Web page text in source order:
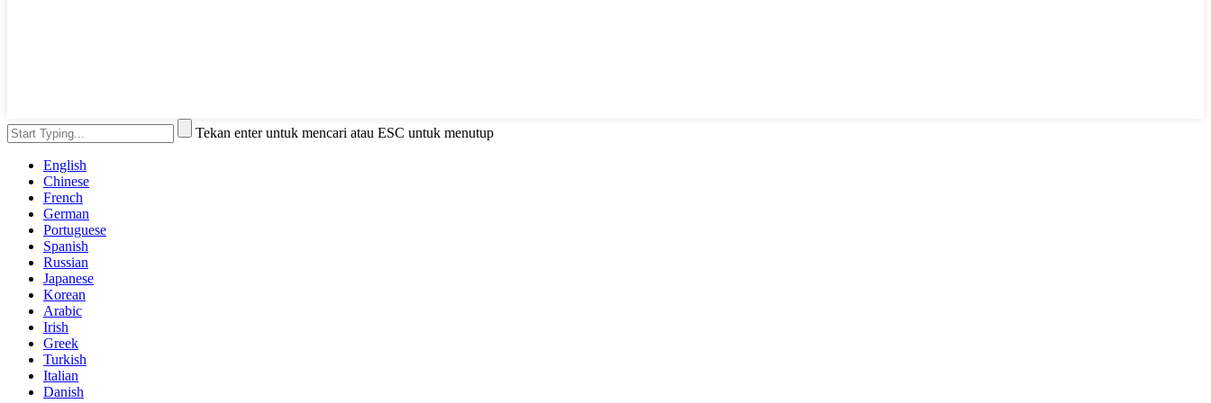
Tekan enter untuk mencari atau ESC untuk menutup
English
Chinese
French
German
Portuguese
Spanish
Russian
Japanese
Korean
Arabic
Irish
Greek
Turkish
Italian
Danish